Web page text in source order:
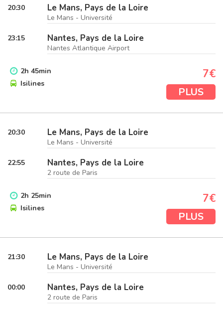
20:30 Le Mans, Pays de la Loire
Le Mans - Université
23:15 Nantes, Pays de la Loire
Nantes Atlantique Airport
2h 45min
Isilines
7€
PLUS
20:30 Le Mans, Pays de la Loire
Le Mans - Université
22:55 Nantes, Pays de la Loire
2 route de Paris
2h 25min
Isilines
7€
PLUS
21:30 Le Mans, Pays de la Loire
Le Mans - Université
00:00 Nantes, Pays de la Loire
2 route de Paris